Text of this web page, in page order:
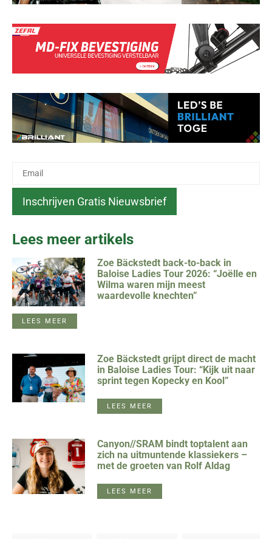
Lees meer artikels
Zoe Bäckstedt back-to-back in
Baloise Ladies Tour 2026: “Joëlle en
Wilma waren mijn meest
waardevolle knechten”
LEES MEER
Zoe Bäckstedt grijpt direct de macht
in Baloise Ladies Tour: “Kijk uit naar
sprint tegen Kopecky en Kool”
LEES MEER
Canyon//SRAM bindt toptalent aan
zich na uitmuntende klassiekers –
met de groeten van Rolf Aldag
LEES MEER